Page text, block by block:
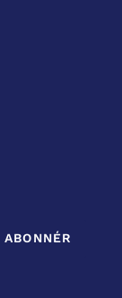
ABONNÉR